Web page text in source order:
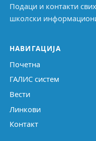
Подаци и контакти
школски
НАВИГАЦИЈА
Почетна
ГАЛИС систем
Вести
Линкови
Контакт